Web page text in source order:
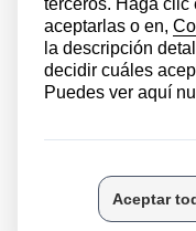
hasta 119 °C
alimentos duros y
inoxidable, podrás
que se te ocurra de
características, ya
sin el mango son
ahorrará tiempo y